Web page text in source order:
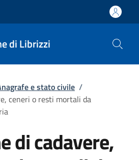
di Librizzi
e stato civile /
ceneri o resti mortali da
di cadavere,